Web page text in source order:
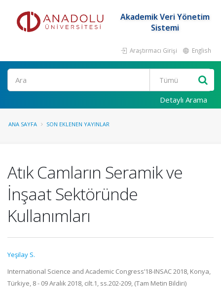
Akademik Veri Yönetim
Sistemi
Araştırmacı Girişi English
Ara
Detaylı Arama
ANA SAYFA SON EKLENEN YAYINLAR
Atık Camların Seramik ve
İnşaat Sektöründe
Kullanımları
Yeşilay S.
International Science and Academic Congress’18-INSAC 2018, Konya,
Türkiye, 8 - 09 Aralık 2018, cilt.1, ss.202-209, (Tam Metin Bildiri)